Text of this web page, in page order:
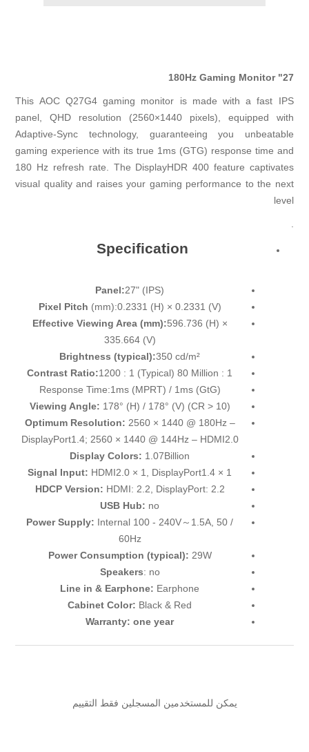
27" 180Hz Gaming Monitor
This AOC Q27G4 gaming monitor is made with a fast IPS
panel, QHD resolution (2560×1440 pixels), equipped with
Adaptive-Sync technology, guaranteeing you unbeatable
gaming experience with its true 1ms (GTG) response time and
180 Hz refresh rate. The DisplayHDR 400 feature captivates
visual quality and raises your gaming performance to the next
level
.
Specification
Panel:27" (IPS)
Pixel Pitch (mm):0.2331 (H) × 0.2331 (V)
Effective Viewing Area (mm):596.736 (H) ×
335.664 (V)
Brightness (typical):350 cd/m²
Contrast Ratio:1200 : 1 (Typical) 80 Million : 1
Response Time:1ms (MPRT) / 1ms (GtG)
Viewing Angle: 178° (H) / 178° (V) (CR > 10)
Optimum Resolution: 2560 × 1440 @ 180Hz –
DisplayPort1.4; 2560 × 1440 @ 144Hz – HDMI2.0
Display Colors: 1.07Billion
Signal Input: HDMI2.0 × 1, DisplayPort1.4 × 1
HDCP Version: HDMI: 2.2, DisplayPort: 2.2
USB Hub: no
Power Supply: Internal 100 - 240V～1.5A, 50 /
60Hz
Power Consumption (typical): 29W
Speakers: no
Line in & Earphone: Earphone
Cabinet Color: Black & Red
Warranty: one year
يمكن للمستخدمين المسجلين فقط التقييم